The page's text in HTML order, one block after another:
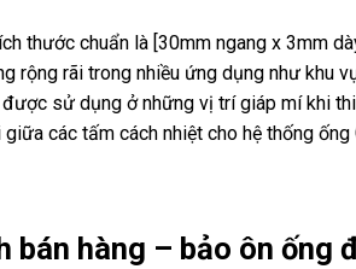
thước chuẩn là [30mm ngang x 3mm
rộng rãi trong nhiều ứng dụng như khu
sử dụng ở những vị trí giáp mí khi
các tấm cách nhiệt cho hệ thống ống
bán hàng – bảo ôn ống